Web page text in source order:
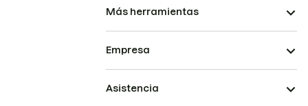
Más herramientas
Empresa
Asistencia